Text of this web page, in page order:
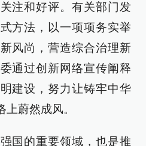
注和好评。有关部门发
方法，以一项项务实举
风尚，营造综合治理新
通过创新网络宣传阐释
建设，努力让铸牢中华
蔚然成风。
国的重要领域，也是推